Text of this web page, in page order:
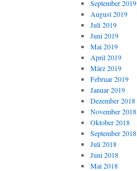
September 2019
August 2019
Juli 2019
Juni 2019
Mai 2019
April 2019
März 2019
Februar 2019
Januar 2019
Dezember 2018
November 2018
Oktober 2018
September 2018
Juli 2018
Juni 2018
Mai 2018